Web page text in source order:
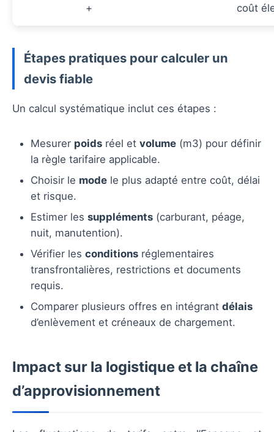
+ coût
Étapes pratiques pour calculer un
devis fiable
Un calcul systématique inclut ces étapes :
Mesurer poids réel et volume (m3) pour définir
la règle tarifaire applicable.
Choisir le mode le plus adapté entre coût, délai
et risque.
Estimer les suppléments (carburant, péage,
nuit, manutention).
Vérifier les conditions réglementaires
transfrontalières, restrictions et documents
requis.
Comparer plusieurs offres en intégrant délais
d’enlèvement et créneaux de chargement.
Impact sur la logistique et la chaîne
d’approvisionnement